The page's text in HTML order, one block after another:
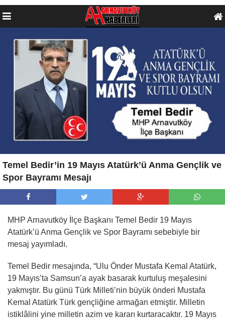
Temel Bedir’in 19 Mayıs Atatürk’ü Anma Gençlik ve
Spor Bayramı Mesajı
MHP Arnavutköy İlçe Başkanı Temel Bedir 19 Mayıs
Atatürk’ü Anma Gençlik ve Spor Bayramı sebebiyle bir
mesaj yayımladı.
Temel Bedir mesajında, “Ulu Önder Mustafa Kemal Atatürk,
19 Mayıs’ta Samsun’a ayak basarak kurtuluş meşalesini
yakmıştır. Bu günü Türk Milleti’nin büyük önderi Mustafa
Kemal Atatürk Türk gençliğine armağan etmiştir. Milletin
istiklâlini yine milletin azim ve kararı kurtaracaktır. 19 Mayıs